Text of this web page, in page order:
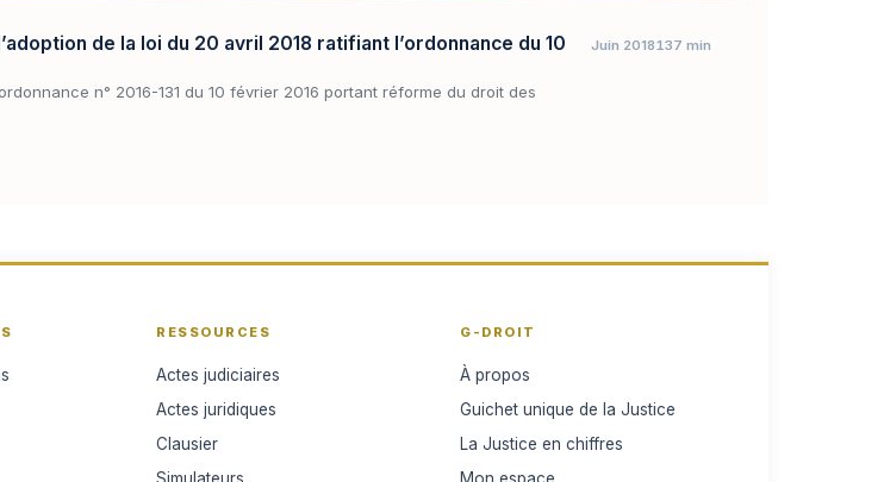
de la loi du 20 avril 2018 ratifiant l’ordonnance du 10
n° 2016-131 du 10 février 2016 portant réforme du droit des
Juin 2018137 min
RESSOURCES
Actes judiciaires
Actes juridiques
Clausier
Simulateurs
G-DROIT
À propos
Guichet unique de la Justice
La Justice en chiffres
Mon espace